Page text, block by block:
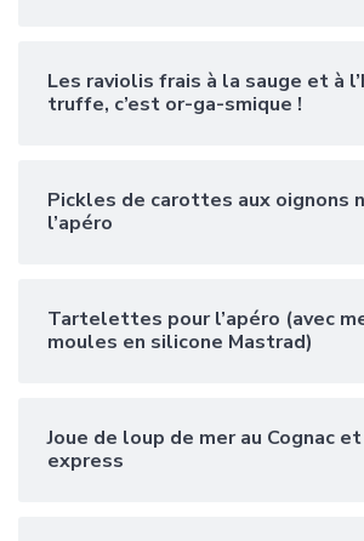
Les raviolis frais à la sauge et à
truffe, c’est or-ga-smique !
Pickles de carottes aux oignons
l’apéro
Tartelettes pour l’apéro (avec
moules en silicone Mastrad)
Joue de loup de mer au Cognac
express